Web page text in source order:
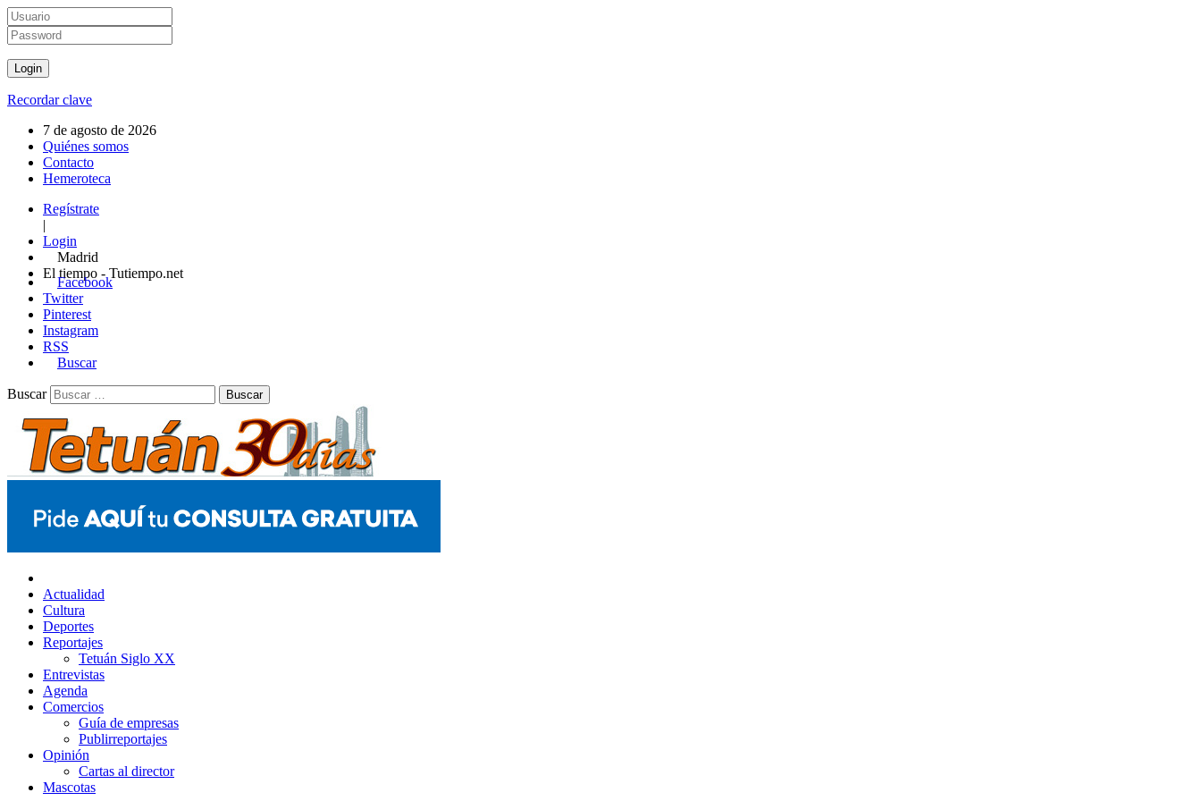
Recordar clave
7 de agosto de 2026
Quiénes somos
Contacto
Hemeroteca
Regístrate
|
Login
Madrid
El tiempo - Tutiempo.net
Facebook
Twitter
Pinterest
Instagram
RSS
Buscar
Buscar
Actualidad
Cultura
Deportes
Reportajes
Tetuán Siglo XX
Entrevistas
Agenda
Comercios
Guía de empresas
Publirreportajes
Opinión
Cartas al director
Mascotas